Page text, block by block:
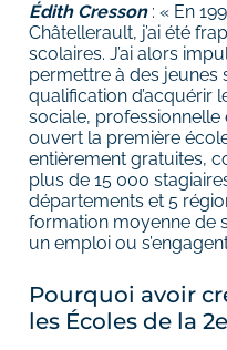
Édith Cresson : « En
Châtellerault, j’ai été
scolaires. J’ai alors
permettre à des jeunes
qualification d’acquérir
sociale, professionnelle
ouvert la première
entièrement gratuites,
plus de 15 000
départements et 5
formation moyenne de
un emploi ou
Pourquoi avoir
les Écoles de la